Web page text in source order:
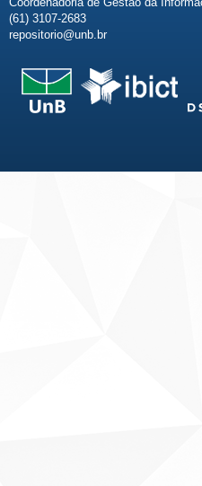
(61) 3107-2683
repositorio@unb.br